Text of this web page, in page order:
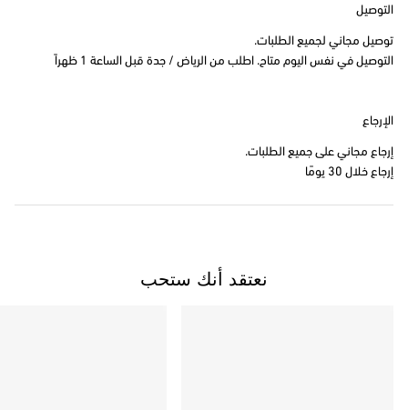
التوصيل
توصيل مجاني لجميع الطلبات.
التوصيل في نفس اليوم متاح. اطلب من الرياض / جدة قبل الساعة 1 ظهراً
الإرجاع
إرجاع مجاني على جميع الطلبات.
إرجاع خلال 30 يومًا
نعتقد أنك ستحب